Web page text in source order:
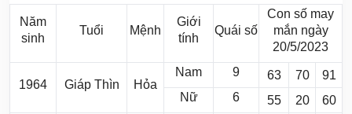
Năm
sinh
Tuổi Mệnh
Giới
tính
Quái số
Con số may
mắn ngày
20/5/2023
1964 Giáp Thìn Hỏa
Nam 9 63 70
91
Nữ
6 55 20 60